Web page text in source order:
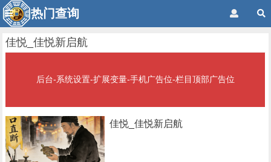
热门查询
佳悦_佳悦新启航
后台-系统设置-扩展变量-手机广告位-栏目顶部广告位
佳悦_佳悦新启航